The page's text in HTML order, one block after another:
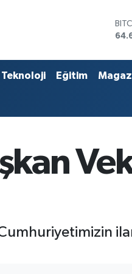
Teknoloji Eğitim